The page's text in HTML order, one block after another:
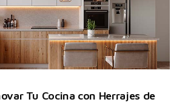
Tu Cocina con Herrajes de